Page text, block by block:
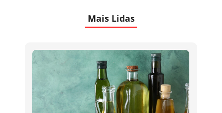
Mais Lidas